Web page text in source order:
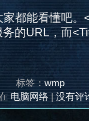
都能看懂吧。
的URL，而
标签： wmp
电脑网络|没有评